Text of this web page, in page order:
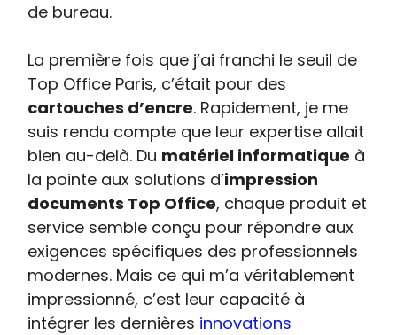
de bureau.
La première fois que j’ai franchi le seuil de
Top Office Paris, c’était pour des
cartouches d’encre. Rapidement, je me
suis rendu compte que leur expertise allait
bien au-delà. Du matériel informatique à
la pointe aux solutions d’impression
documents Top Office, chaque produit et
service semble conçu pour répondre aux
exigences spécifiques des professionnels
modernes. Mais ce qui m’a véritablement
impressionné, c’est leur capacité à
intégrer les dernières innovations